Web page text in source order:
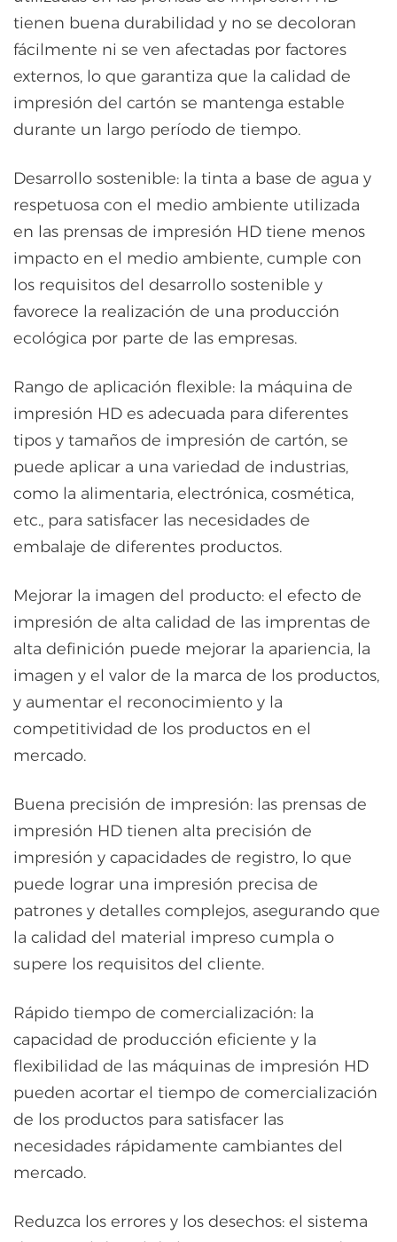
tienen buena durabilidad y no se decoloran
fácilmente ni se ven afectadas por factores
externos, lo que garantiza que la calidad de
impresión del cartón se mantenga estable
durante un largo período de tiempo.
Desarrollo sostenible: la tinta a base de agua y
respetuosa con el medio ambiente utilizada
en las prensas de impresión HD tiene menos
impacto en el medio ambiente, cumple con
los requisitos del desarrollo sostenible y
favorece la realización de una producción
ecológica por parte de las empresas.
Rango de aplicación flexible: la máquina de
impresión HD es adecuada para diferentes
tipos y tamaños de impresión de cartón, se
puede aplicar a una variedad de industrias,
como la alimentaria, electrónica, cosmética,
etc., para satisfacer las necesidades de
embalaje de diferentes productos.
Mejorar la imagen del producto: el efecto de
impresión de alta calidad de las imprentas de
alta definición puede mejorar la apariencia, la
imagen y el valor de la marca de los productos,
y aumentar el reconocimiento y la
competitividad de los productos en el
mercado.
Buena precisión de impresión: las prensas de
impresión HD tienen alta precisión de
impresión y capacidades de registro, lo que
puede lograr una impresión precisa de
patrones y detalles complejos, asegurando que
la calidad del material impreso cumpla o
supere los requisitos del cliente.
Rápido tiempo de comercialización: la
capacidad de producción eficiente y la
flexibilidad de las máquinas de impresión HD
pueden acortar el tiempo de comercialización
de los productos para satisfacer las
necesidades rápidamente cambiantes del
mercado.
Reduzca los errores y los desechos: el sistema